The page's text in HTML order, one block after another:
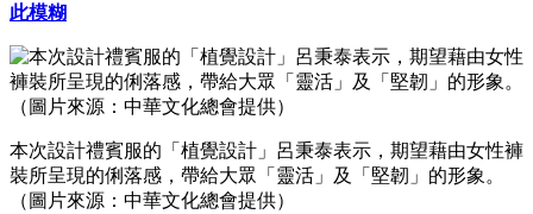
此模糊
本次設計禮賓服的「植覺設計」呂秉泰表示，期望藉由女性褲
裝所呈現的俐落感，帶給大眾「靈活」及「堅韌」的形象。
（圖片來源：中華文化總會提供）